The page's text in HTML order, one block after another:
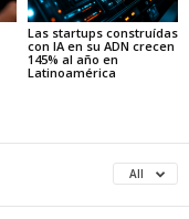
Las startups construídas
con IA en su ADN crecen
145% al año en
Latinoamérica
All